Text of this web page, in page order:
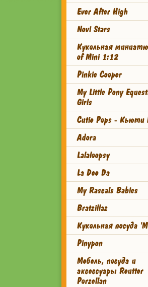
Ever After High
Novi Stars
Кукольная
of Mini 1:12
Pinkie Cooper
My Little Pony
Girls
Cutie Pops - Кьюти
Adora
Lalaloopsy
La Dee Da
My Rascals Babies
Bratzillaz
Кукольная посуда
Pinypon
Мебель, посуда и
аксессуары Reutter
Porzellan